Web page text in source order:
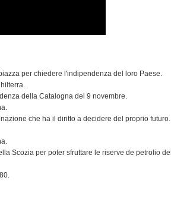
per chiedere l'indipendenza del loro Paese.
della Catalogna del 9 novembre.
che ha il diritto a decidere del proprio futuro.
Scozia per poter sfruttare le riserve de petrolio del